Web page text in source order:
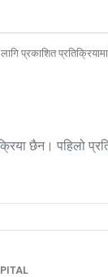
प्रकाशित
छैन। पहिलो